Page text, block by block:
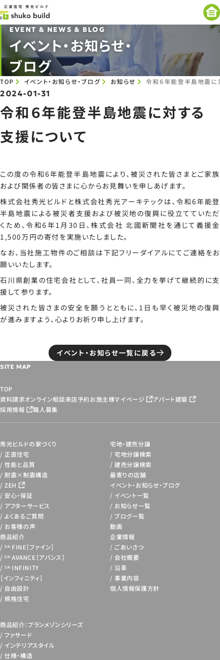
EVENT & NEWS & BLOG
イベント・お知らせ・
ブログ
TOP イベント・お知らせ・ブログ お知らせ 令和６年能登半島地震に
2024-01-31
令和６年能登半島地震に対する
支援について
この度の令和6年能登半島地震により、被災された皆さまとご家族
および関係者の皆さまに心からお見舞いを申しあげます。
株式会社秀光ビルドと株式会社秀光アーキテックは、令和6年能登
半島地震による被災者支援および被災地の復興に役立てていただ
くため、令和6年1月30日、株式会社 北國新聞社を通じて義援金
1,500万円の寄付を実施いたしました。
なお、当社施工物件のご相談は下記フリーダイアルにてご連絡をお
願いいたします。
石川県創業の住宅会社として、社員一同、全力を挙げて継続的に支
援して参ります。
被災された皆さまの安全を願うとともに、1日も早く被災地の復興
が進みますよう、心よりお祈り申し上げます。
イベント・お知らせ一覧に戻る
SITE MAP
TOP
資料請求オンライン相談来店予約お施主様マイページ
アパート建築
採用情報
職人募集
秀光ビルドの家づくり
正直住宅
性能と品質
耐震×制震構造
ZEH
安心・保証
アフターサービス
よくあるご質問
お客様の声
商品紹介
SK-FINE［ファイン］
SK-AVANCE［アバンス］
SK-INFINITY
［インフィニティ］
自由設計
規格住宅
商品紹介：ブランメゾンシリーズ
ファサード
インテリアスタイル
仕様・構造
宅地・建売分譲
宅地分譲検索
建売分譲検索
最寄りの店舗
イベント・お知らせ・ブログ
イベント一覧
お知らせ一覧
ブログ一覧
動画
企業情報
ごあいさつ
会社概要
沿革
事業内容
個人情報保護方針